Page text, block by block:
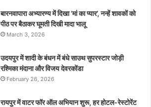
बारनवापारा अभ्यारण्य में दिखा ‘मां का प्यार’, नन्हें शावकों को
पीठ पर बैठाकर घूमती दिखी मादा भालू
March 3, 2026
उदयपुर में शादी के बंधन में बंधे साउथ सुपरस्टार जोड़ी
रश्मिका मंदाना और विजय देवरकोंडा
February 26, 2026
रायपुर में वाटर फॉर ऑल अभियान शुरू, हर होटल-रेस्टोरेंट